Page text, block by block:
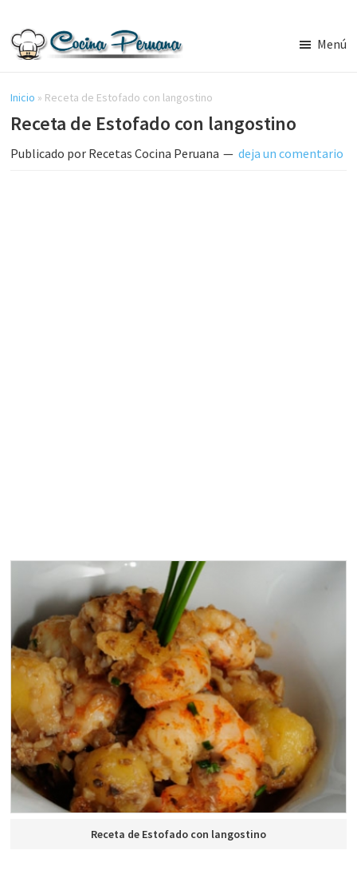
contenido
lateral
principal
Cocina
Peruana,
Recetas
de
Comida
Menú
Inicio » Receta de Estofado con langostino
Receta de Estofado con langostino
Publicado por Recetas Cocina Peruana deja un comentario
Receta de Estofado con langostino